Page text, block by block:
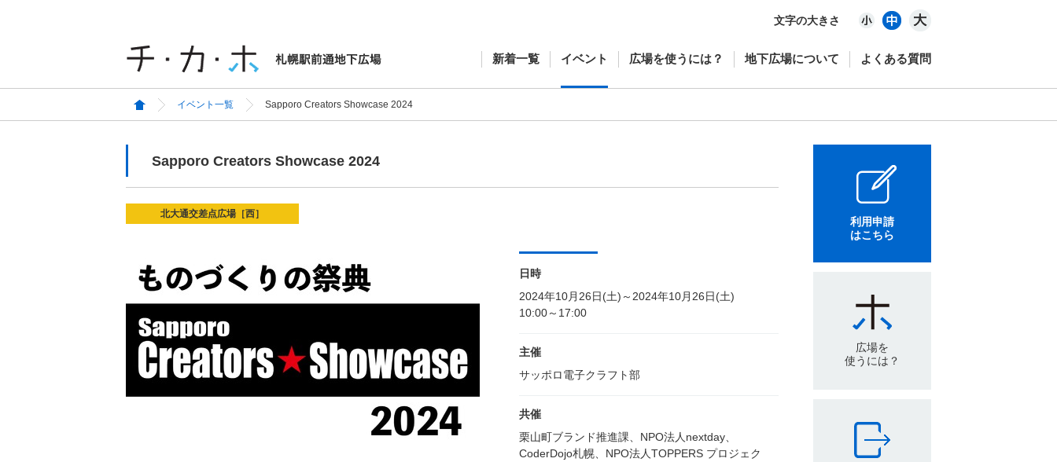
文字の大きさ
新着一覧 イベント 広場を使うには？ 地下広場について よくある質問
イベント一覧 Sapporo Creators Showcase 2024
Sapporo Creators Showcase 2024
北大通交差点広場［西］
日時
2024年10月26日(土)～2024年10月26日(土)
10:00～17:00
主催
サッポロ電子クラフト部
共催
栗山町ブランド推進課、NPO法人nextday、
CoderDojo札幌、NPO法人TOPPERS プロジェク
利用申請
はこちら
広場を
使うには？